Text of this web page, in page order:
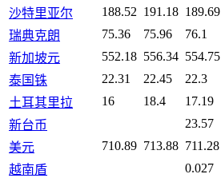
沙特里亚尔
188.52 191.18 189.69
瑞典克朗
75.36 75.96
76.1
新加坡元
552.18 556.34 554.75
泰国铢
22.31 22.45
22.3
土耳其里拉
16 18.4
17.19
新台币
23.57
美元
710.89 713.88 711.28
越南盾
0.027